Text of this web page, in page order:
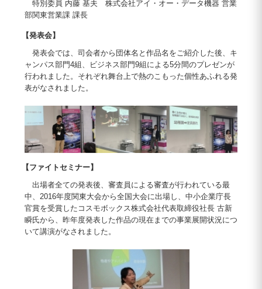
特別委員 内藤 基夫 株式会社アイ・オー・データ機器 営業
部関東営業課 課長
【発表会】
発表会では、司会者から団体名と作品名をご紹介した後、キ
ャンパス部門4組、ビジネス部門9組による5分間のプレゼンが
行われました。それぞれ舞台上で熱のこもった個性あふれる発
表がなされました。
【ファイトセミナー】
出場者全ての発表後、審査員による審査が行われている最
中、2016年度関東大会から全国大会に出場し、中小企業庁長
官賞を受賞したコスモボックス株式会社代表取締役社長 古新
瞬氏から、昨年度発表した作品の現在までの事業展開状況につ
いて講演がなされました。